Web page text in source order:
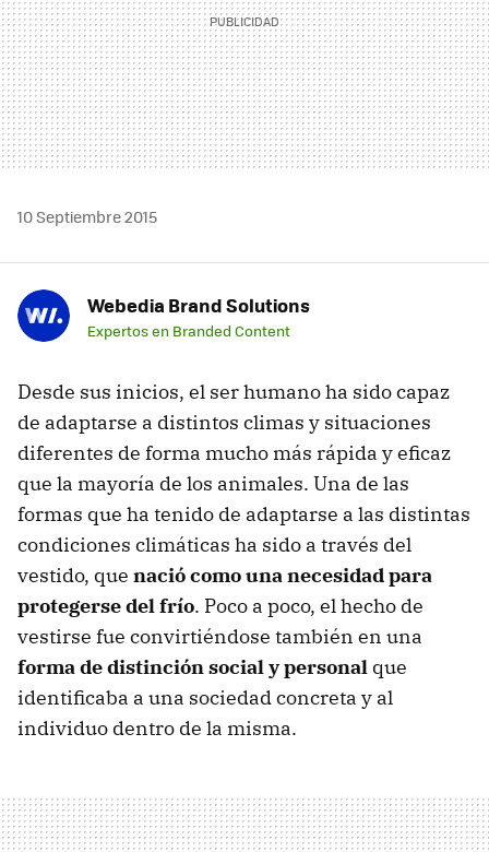
10 Septiembre 2015
Webedia Brand Solutions
Expertos en Branded Content
Desde sus inicios, el ser humano ha sido capaz
de adaptarse a distintos climas y situaciones
diferentes de forma mucho más rápida y eficaz
que la mayoría de los animales. Una de las
formas que ha tenido de adaptarse a las distintas
condiciones climáticas ha sido a través del
vestido, que nació como una necesidad para
protegerse del frío. Poco a poco, el hecho de
vestirse fue convirtiéndose también en una
forma de distinción social y personal que
identificaba a una sociedad concreta y al
individuo dentro de la misma.